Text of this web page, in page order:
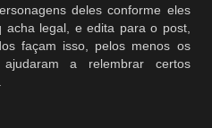
deles conforme eles
legal, e edita para o post,
façam isso, pelos menos os
a relembrar certos